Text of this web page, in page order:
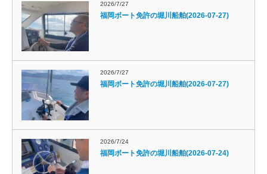
2026/7/27
福岡ボート免許の堀川船舶(2026-07-27)
2026/7/27
福岡ボート免許の堀川船舶(2026-07-27)
2026/7/24
福岡ボート免許の堀川船舶(2026-07-24)